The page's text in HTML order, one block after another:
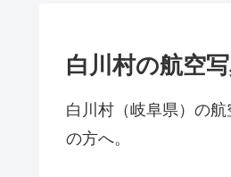
白川村の航空
白川村（岐阜県）の
の方へ。